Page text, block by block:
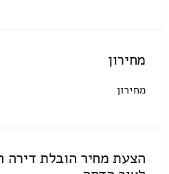
מחירון
מחירון
הצעת מחיר הובלת דירה